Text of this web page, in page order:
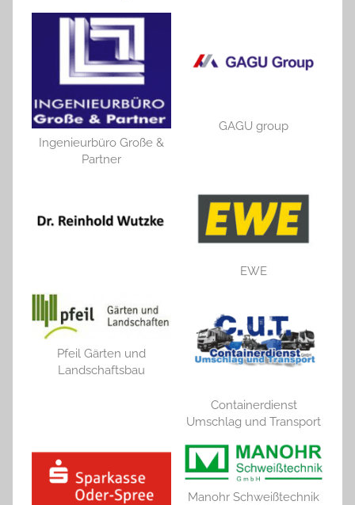
Ingenieurbüro Große &
Partner
GAGU group
EWE
Pfeil Gärten und
Landschaftsbau
Containerdienst
Umschlag und Transport
Manohr Schweißtechnik